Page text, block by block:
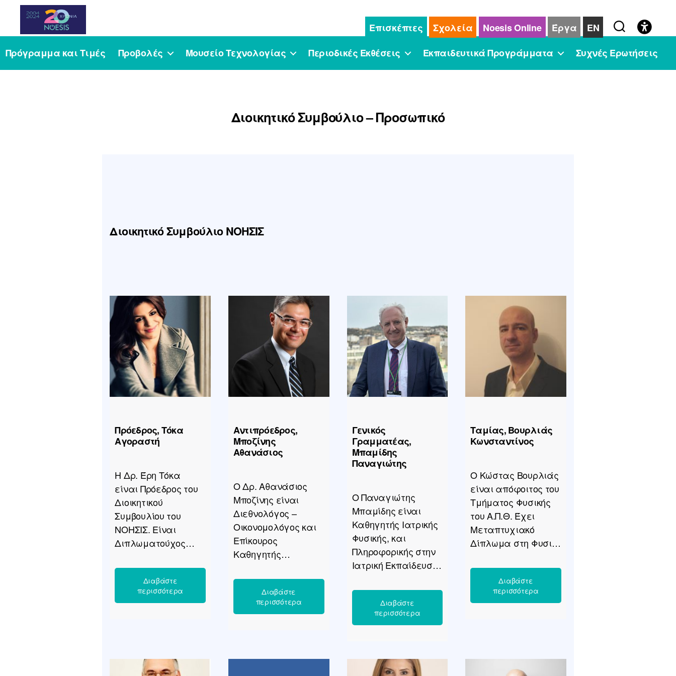
Noesis
Επισκέπτες Σχολεία Noesis Online Έργα
EN
Πρόγραμμα και Τιμές
Προβολές Μουσείο Τεχνολογίας Περιοδικές Εκθέσεις Εκπαιδευτικά Προγράμματα Συχνές Ερωτήσεις
Διοικητικό Συμβούλιο – Προσωπικό
Διοικητικό Συμβούλιο ΝΟΗΣΙΣ
Πρόεδρος, Τόκα
Αγοραστή
Η Δρ. Έρη Τόκα
είναι Πρόεδρος του
Διοικητικού
Συμβουλίου του
ΝΟΗΣΙΣ. Είναι
Διπλωματούχος
Μηχανικός και
Διδάκτορας του
ΑΠΘ, με πολυετή
μεταφορά
Αντιπρόεδρος,
Μποζίνης
Αθανάσιος
Ο Δρ. Αθανάσιος
Μποζίνης είναι
Διεθνολόγος –
Οικονομολόγος και
Επίκουρος
Καθηγητής
Σχέσεων –
Κυβερνοστρατηγική
ς στο τμήμα
Πανεπιστήμιο
Γενικός
Γραμματέας,
Μπαμίδης
Παναγιώτης
Ο Παναγιώτης
Μπαμίδης είναι
Καθηγητής Ιατρικής
Φυσικής, και
Πληροφορικής στην
Ιατρική Εκπαίδευση
Εργαστηρίου
Ιατρικής Φυσικής και
Ψηφιακής
Α.Π.Θ. και
Ταμίας, Βουρλιάς
Κωνσταντίνος
Ο Κώστας Βουρλιάς
είναι απόφοιτος του
Τμήματος Φυσικής
του Α.Π.Θ. Έχει
Μεταπτυχιακό
Δίπλωμα στη Φυσική
και Διδακτορικό στη
Διδακτική της
Φυσικής. Εργάζεται